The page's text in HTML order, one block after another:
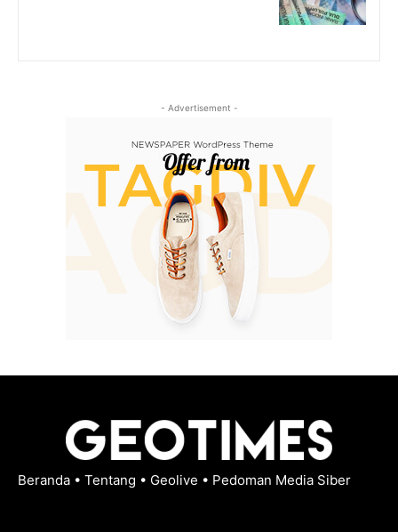
- Advertisement -
Beranda • Tentang • Geolive • Pedoman Media Siber